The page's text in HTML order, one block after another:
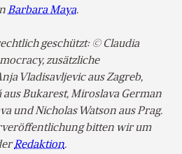
Barbara Maya.
geschützt: © Claudia
zusätzliche
Vladisavljevic aus Zagreb,
Bukarest, Miroslava German
und Nicholas Watson aus Prag.
bitten wir um
Redaktion.